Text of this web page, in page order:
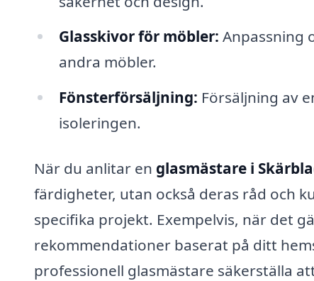
Glasskivor för möbler: Anpassning
andra möbler.
Fönsterförsäljning: Försäljning av
isoleringen.
När du anlitar en glasmästare i
färdigheter, utan också deras råd och
specifika projekt. Exempelvis, när det
rekommendationer baserat på ditt
professionell glasmästare säkerställa